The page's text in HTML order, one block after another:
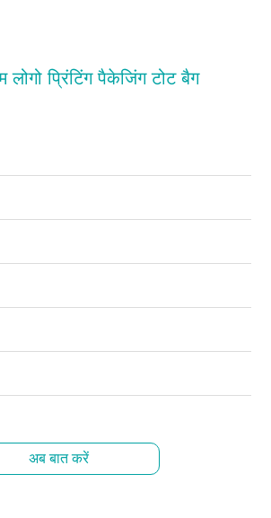
प्रिंटिंग पैकेजिंग टोट बैग
अब बात करें